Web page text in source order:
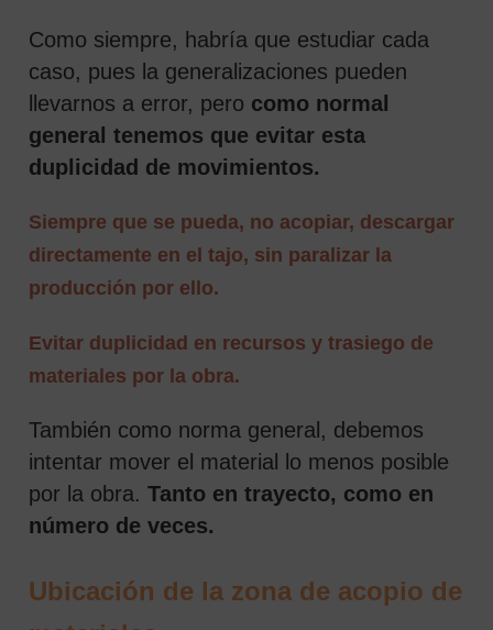
Como siempre, habría que estudiar cada
caso, pues la generalizaciones pueden
llevarnos a error, pero como normal
general tenemos que evitar esta
duplicidad de movimientos.
Siempre que se pueda, no acopiar, descargar
directamente en el tajo, sin paralizar la
producción por ello.
Evitar duplicidad en recursos y trasiego de
materiales por la obra.
También como norma general, debemos
intentar mover el material lo menos posible
por la obra. Tanto en trayecto, como en
número de veces.
Ubicación de la zona de acopio de